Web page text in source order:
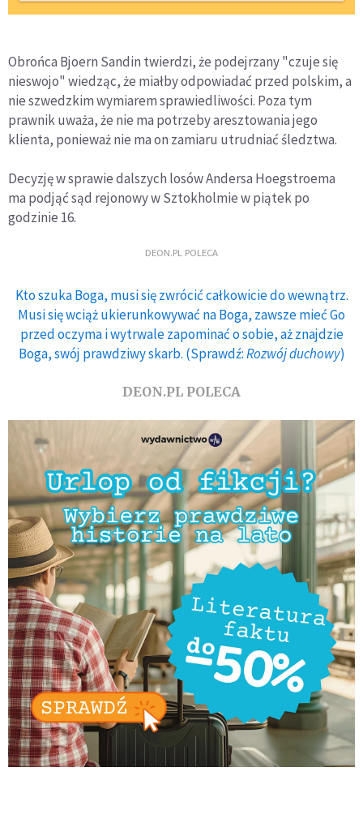
Obrońca Bjoern Sandin twierdzi, że podejrzany "czuje się
nieswojo" wiedząc, że miałby odpowiadać przed polskim, a
nie szwedzkim wymiarem sprawiedliwości. Poza tym
prawnik uważa, że nie ma potrzeby aresztowania jego
klienta, ponieważ nie ma on zamiaru utrudniać śledztwa.
Decyzję w sprawie dalszych losów Andersa Hoegstroema
ma podjąć sąd rejonowy w Sztokholmie w piątek po
godzinie 16.
DEON.PL POLECA
Kto szuka Boga, musi się zwrócić całkowicie do wewnątrz.
Musi się wciąż ukierunkowywać na Boga, zawsze mieć Go
przed oczyma i wytrwale zapominać o sobie, aż znajdzie
Boga, swój prawdziwy skarb. (Sprawdź:Rozwój duchowy)
DEON.PL POLECA